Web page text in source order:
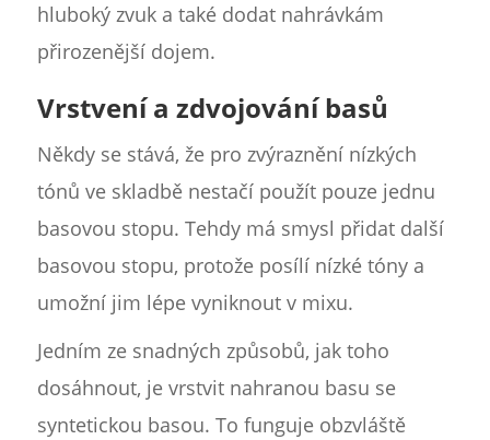
hluboký zvuk a také dodat nahrávkám
přirozenější dojem.
Vrstvení a zdvojování basů
Někdy se stává, že pro zvýraznění nízkých
tónů ve skladbě nestačí použít pouze jednu
basovou stopu. Tehdy má smysl přidat další
basovou stopu, protože posílí nízké tóny a
umožní jim lépe vyniknout v mixu.
Jedním ze snadných způsobů, jak toho
dosáhnout, je vrstvit nahranou basu se
syntetickou basou. To funguje obzvláště